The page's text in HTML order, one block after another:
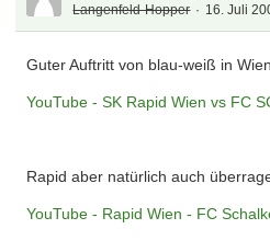
Langenfeld-Hopper 16. Juli
Guter Auftritt von blau-weiß in
YouTube - SK Rapid Wien vs FC
Rapid aber natürlich auch
YouTube - Rapid Wien - FC